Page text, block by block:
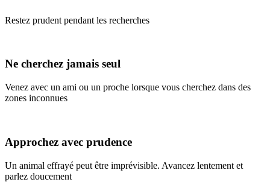
Restez prudent pendant les recherches
Ne cherchez jamais seul
Venez avec un ami ou un proche lorsque vous cherchez dans des
zones inconnues
Approchez avec prudence
Un animal effrayé peut être imprévisible. Avancez lentement et
parlez doucement